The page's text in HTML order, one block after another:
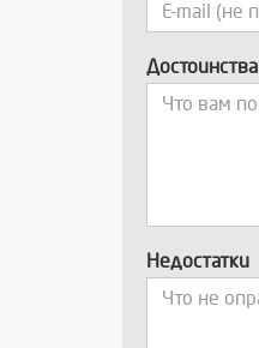
Достоинства
Недостатки